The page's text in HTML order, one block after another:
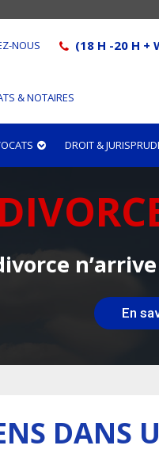
NOUS (18 H -20 H +
& NOTAIRES
DROIT &
En
DANS